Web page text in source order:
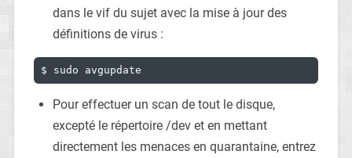
dans le vif du sujet avec la mise à jour des
définitions de virus :
$ sudo avgupdate
Pour effectuer un scan de tout le disque,
excepté le répertoire /dev et en mettant
directement les menaces en quarantaine, entrez